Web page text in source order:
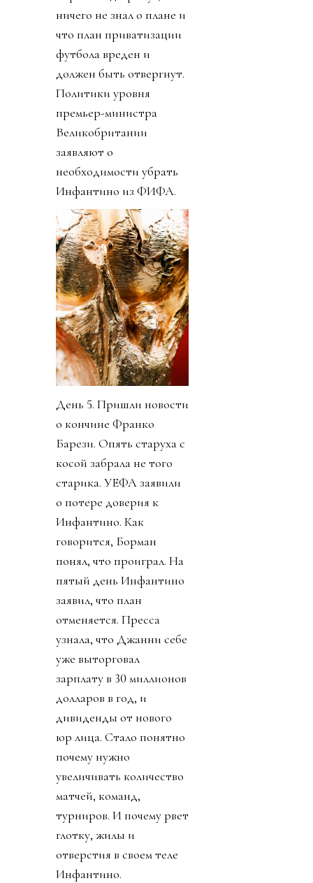
ничего не знал о плане и
что план приватизации
футбола вреден и
должен быть отвергнут.
Политики уровня
премьер-министра
Великобритании
заявляют о
необходимости убрать
Инфантино из ФИФА.
День 5. Пришли новости
о кончине Франко
Барези. Опять старуха с
косой забрала не того
старика. УЕФА заявили
о потере доверия к
Инфантино. Как
говорится, Борман
понял, что проиграл. На
пятый день Инфантино
заявил, что план
отменяется. Пресса
узнала, что Джанни себе
уже выторговал
зарплату в 30 миллионов
долларов в год, и
дивиденды от нового
юр лица. Стало понятно
почему нужно
увеличивать количество
матчей, команд,
турниров. И почему рвет
глотку, жилы и
отверстия в своем теле
Инфантино.